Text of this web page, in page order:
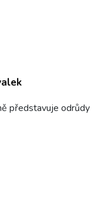
představuje odrůdy